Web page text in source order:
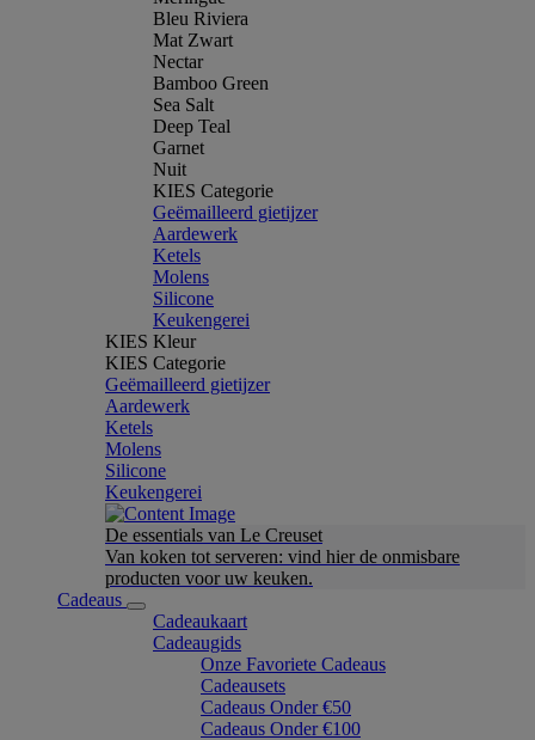
Bleu Riviera
Mat Zwart
Nectar
Bamboo Green
Sea Salt
Deep Teal
Garnet
Nuit
KIES Categorie
Geëmailleerd gietijzer
Aardewerk
Ketels
Molens
Silicone
Keukengerei
KIES Kleur
KIES Categorie
Geëmailleerd gietijzer
Aardewerk
Ketels
Molens
Silicone
Keukengerei
De essentials van Le Creuset
Van koken tot serveren: vind hier de onmisbare
producten voor uw keuken.
Cadeaus
Cadeaukaart
Cadeaugids
Onze Favoriete Cadeaus
Cadeausets
Cadeaus Onder €50
Cadeaus Onder €100